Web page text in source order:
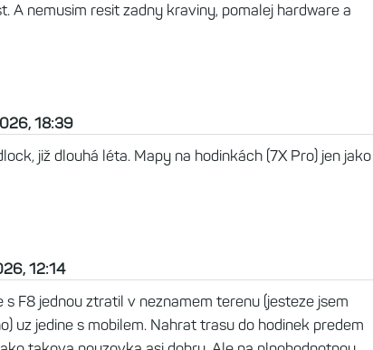
A nemusim resit zadny kraviny, pomalej hardware a
18:39
již dlouhá léta. Mapy na hodinkách (7X Pro) jen jako
12:14
s F8 jednou ztratil v neznamem terenu (jesteze jsem
uz jedine s mobilem. Nahrat trasu do hodinek predem